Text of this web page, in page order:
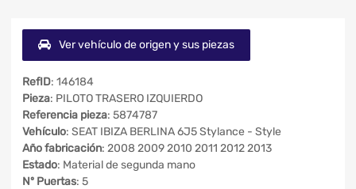
Ver vehículo de origen y sus piezas
RefID: 146184
Pieza: PILOTO TRASERO IZQUIERDO
Referencia pieza: 5874787
Vehículo: SEAT IBIZA BERLINA 6J5 Stylance - Style
Año fabricación: 2008 2009 2010 2011 2012 2013
Estado: Material de segunda mano
Nº Puertas: 5